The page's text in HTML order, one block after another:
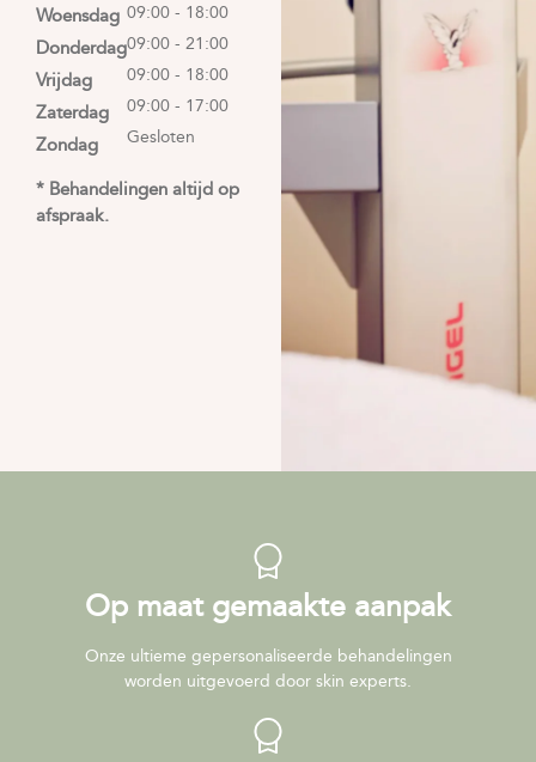
Woensdag
Donderdag
Vrijdag
Zaterdag
Zondag
09:00 - 18:00
09:00 - 21:00
09:00 - 18:00
09:00 - 17:00
Gesloten
* Behandelingen altijd op
afspraak.
Op maat gemaakte aanpak
Onze ultieme gepersonaliseerde behandelingen
worden uitgevoerd door skin experts.